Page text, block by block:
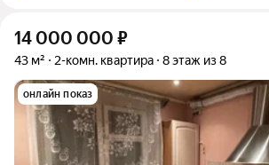
14 000 000 ₽
43 м² 2-комн. квартира 8 этаж из 8
онлайн показ